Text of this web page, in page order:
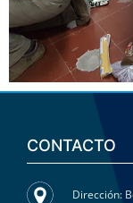
CONTACTO
Dirección: